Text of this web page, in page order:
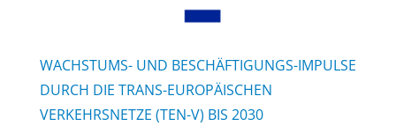
WACHSTUMS- UND BESCHÄFTIGUNGS-IMPULSE
DURCH DIE TRANS-EUROPÄISCHEN
VERKEHRSNETZE (TEN-V) BIS 2030